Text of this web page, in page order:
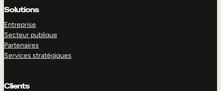
Solutions
Entreprise
Secteur publique
Partenaires
Services stratégiques
Clients